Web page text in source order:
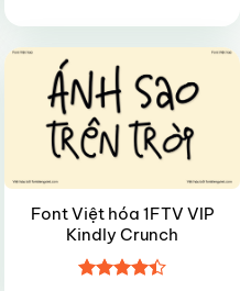
hạng55
Font Việt hóa 1FTV VIP
Kindly Crunch